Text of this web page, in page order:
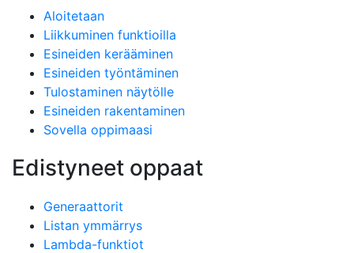
Aloitetaan
Liikkuminen funktioilla
Esineiden kerääminen
Esineiden työntäminen
Tulostaminen näytölle
Esineiden rakentaminen
Sovella oppimaasi
Edistyneet oppaat
Generaattorit
Listan ymmärrys
Lambda-funktiot